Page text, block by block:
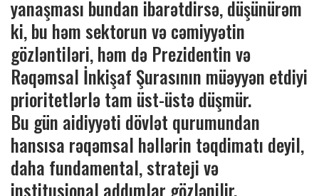
yanaşması bundan ibarətdirsə, düşünürəm
ki, bu həm sektorun və cəmiyyətin
gözləntiləri, həm də Prezidentin və
Rəqəmsal İnkişaf Şurasının müəyyən etdiyi
prioritetlərlə tam üst-üstə düşmür.
Bu gün aidiyyəti dövlət qurumundan
hansısa rəqəmsal həllərin təqdimatı deyil,
daha fundamental, strateji və
institusional addımlar gözlənilir.